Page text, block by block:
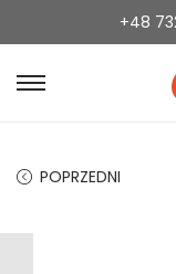
+48
POPRZEDNI